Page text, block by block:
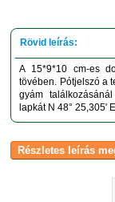
A 15*9*10 cm-es
tövében. Pótjelszó a
gyám
lapkát N 48° 25,305'